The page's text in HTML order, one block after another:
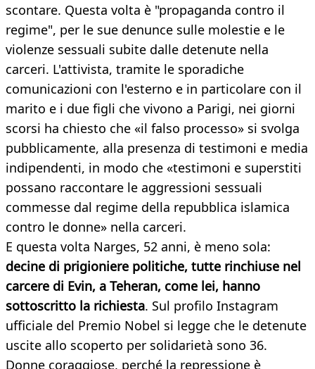
scontare. Questa volta è "propaganda contro il
regime", per le sue denunce sulle molestie e le
violenze sessuali subite dalle detenute nella
carceri. L'attivista, tramite le sporadiche
comunicazioni con l'esterno e in particolare con il
marito e i due figli che vivono a Parigi, nei giorni
scorsi ha chiesto che «il falso processo» si svolga
pubblicamente, alla presenza di testimoni e media
indipendenti, in modo che «testimoni e superstiti
possano raccontare le aggressioni sessuali
commesse dal regime della repubblica islamica
contro le donne» nella carceri.
E questa volta Narges, 52 anni, è meno sola:
decine di prigioniere politiche, tutte rinchiuse nel
carcere di Evin, a Teheran, come lei, hanno
sottoscritto la richiesta. Sul profilo Instagram
ufficiale del Premio Nobel si legge che le detenute
uscite allo scoperto per solidarietà sono 36.
Donne coraggiose, perché la repressione è